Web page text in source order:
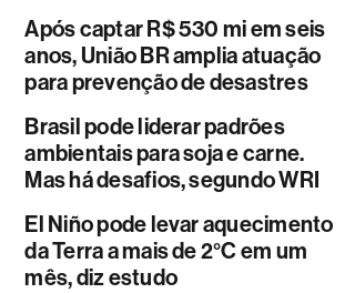
Após captar R$ 530 mi em seis
anos, União BR amplia atuação
para prevenção de desastres
Brasil pode liderar padrões
ambientais para soja e carne.
Mas há desafios, segundo WRI
El Niño pode levar aquecimento
da Terra a mais de 2°C em um
mês, diz estudo